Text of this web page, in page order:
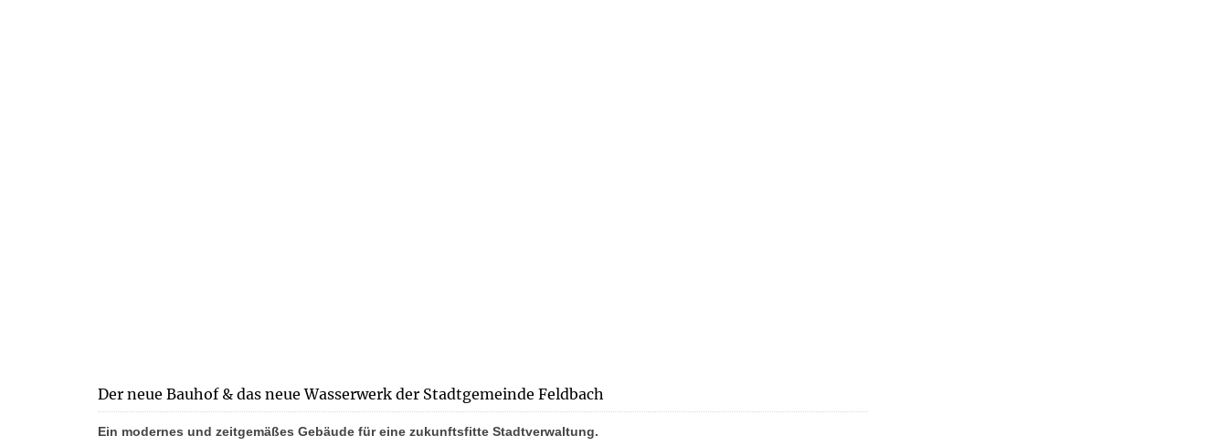
Der neue Bauhof & das neue Wasserwerk der Stadtgemeinde Feldbach
Ein modernes und zeitgemäßes Gebäude für eine zukunftsfitte Stadtverwaltung.